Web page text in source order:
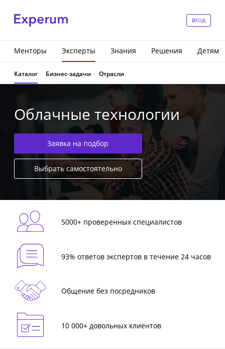
ВХОД
Менторы Эксперты Знания Решения Детям
Каталог Бизнес-задачи Отрасли
Облачные технологии
Заявка на подбор
Выбрать самостоятельно
5000+ проверенных специалистов
93% ответов экспертов в течение 24 часов
Общение без посредников
10 000+ довольных клиентов